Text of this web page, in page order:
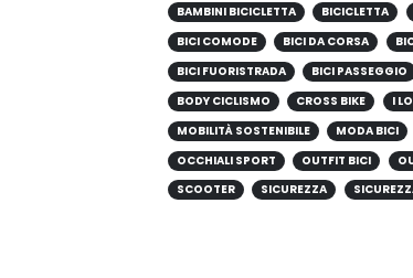
BAMBINI BICICLETTA
BICICLETTA
BICI COMODE
BICI DA CORSA
BICI FUORISTRADA
BICI PASSEGGIO
BODY CICLISMO
CROSS BIKE I
MOBILITÀ SOSTENIBILE
MODA BICI
OCCHIALI SPORT
OUTFIT BICI
SCOOTER
SICUREZZA